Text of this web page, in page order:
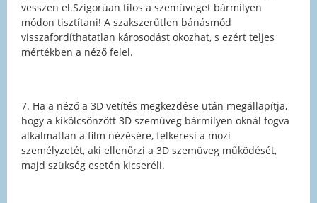
vesszen el.Szigorúan tilos a szemüveget bármilyen
módon tisztítani! A szakszerűtlen bánásmód
visszafordíthatatlan károsodást okozhat, s ezért teljes
mértékben a néző felel.
7. Ha a néző a 3D vetítés megkezdése után megállapítja,
hogy a kikölcsönzött 3D szemüveg bármilyen oknál fogva
alkalmatlan a film nézésére, felkeresi a mozi
személyzetét, aki ellenőrzi a 3D szemüveg működését,
majd szükség esetén kicseréli.